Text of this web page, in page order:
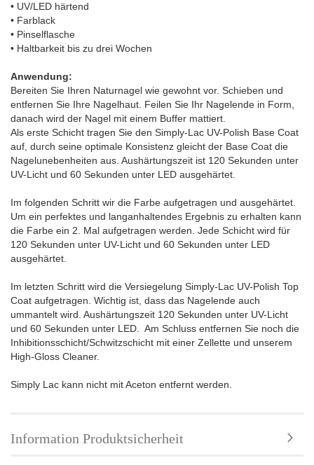
• UV/LED härtend
• Farblack
• Pinselflasche
• Haltbarkeit bis zu drei Wochen
Anwendung:
Bereiten Sie Ihren Naturnagel wie gewohnt vor. Schieben und
entfernen Sie Ihre Nagelhaut. Feilen Sie Ihr Nagelende in Form,
danach wird der Nagel mit einem Buffer mattiert.
Als erste Schicht tragen Sie den Simply-Lac UV-Polish Base Coat
auf, durch seine optimale Konsistenz gleicht der Base Coat die
Nagelunebenheiten aus. Aushärtungszeit ist 120 Sekunden unter
UV-Licht und 60 Sekunden unter LED ausgehärtet.
Im folgenden Schritt wir die Farbe aufgetragen und ausgehärtet.
Um ein perfektes und langanhaltendes Ergebnis zu erhalten kann
die Farbe ein 2. Mal aufgetragen werden. Jede Schicht wird für
120 Sekunden unter UV-Licht und 60 Sekunden unter LED
ausgehärtet.
Im letzten Schritt wird die Versiegelung Simply-Lac UV-Polish Top
Coat aufgetragen. Wichtig ist, dass das Nagelende auch
ummantelt wird. Aushärtungszeit 120 Sekunden unter UV-Licht
und 60 Sekunden unter LED. Am Schluss entfernen Sie noch die
Inhibitionsschicht/Schwitzschicht mit einer Zellette und unserem
High-Gloss Cleaner.
Simply Lac kann nicht mit Aceton entfernt werden.
Information Produktsicherheit